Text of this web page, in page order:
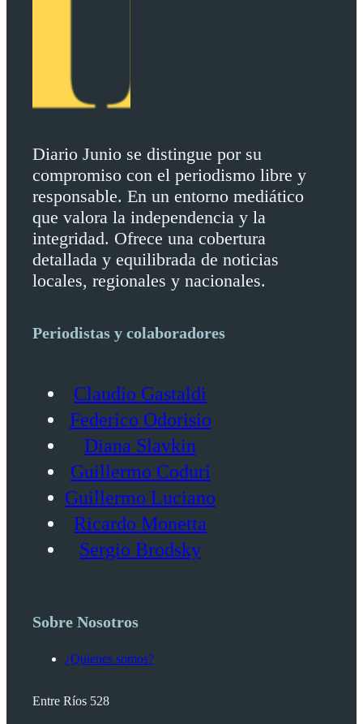
Diario Junio se distingue por su
compromiso con el periodismo libre y
responsable. En un entorno mediático
que valora la independencia y la
integridad. Ofrece una cobertura
detallada y equilibrada de noticias
locales, regionales y nacionales.
Periodistas y colaboradores
Claudio Gastaldi
Federico Odorisio
Diana Slavkin
Guillermo Coduri
Guillermo Luciano
Ricardo Monetta
Sergio Brodsky
Sobre Nosotros
¿Quienes somos?
Entre Ríos 528